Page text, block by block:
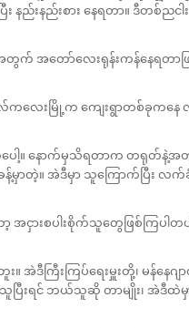
း နည်းနည်းစား နေရတာ။ ဒီတစ်ည
အတော်လေးရုန်းကန်နေရတာဖြ
ကလေးမြို့က ကျေးရွာတစ်ခုကနေ
ါ့။ နောက်မှသိရတာက တရုတ်နဲ့အတူ
မှာတဲ့။ အဲဒီမှာ သူကြောက်ပြီး လ
အငှားစပါးစိုက်သူတွေဖြစ်ကြပါ
ဒီကြီးကြပ်ရေးမှူးတို့၊ မန်နေဂ
းရင် ဘယ်သူဆို တာမျိုး၊ အဲဒီထဲ